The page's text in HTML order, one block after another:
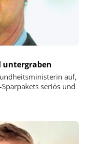
untergraben
auf,
seriös und